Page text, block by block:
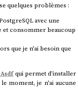
quelques problèmes :
avec une
et consommer beaucoup
que je n'ai besoin que
Asdfqui permet d'installer
moment, je n'ai aucune